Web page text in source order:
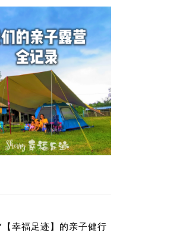
【幸福足迹】的亲子健行